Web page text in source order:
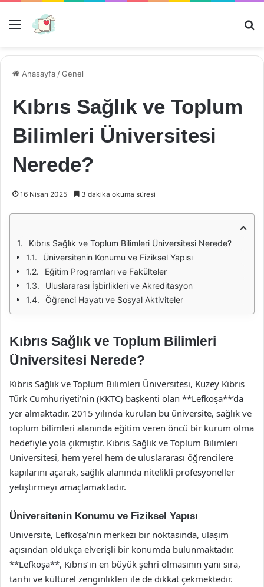
Menü
Anasayfa /Genel
Kıbrıs Sağlık ve Toplum
Bilimleri Üniversitesi
Nerede?
16 Nisan 2025 3 dakika okuma süresi
Kıbrıs Sağlık ve Toplum Bilimleri Üniversitesi Nerede?
Üniversitenin Konumu ve Fiziksel Yapısı
Eğitim Programları ve Fakülteler
Uluslararası İşbirlikleri ve Akreditasyon
Öğrenci Hayatı ve Sosyal Aktiviteler
Kıbrıs Sağlık ve Toplum Bilimleri
Üniversitesi Nerede?
Kıbrıs Sağlık ve Toplum Bilimleri Üniversitesi, Kuzey Kıbrıs
Türk Cumhuriyeti’nin (KKTC) başkenti olan **Lefkoşa**’da
yer almaktadır. 2015 yılında kurulan bu üniversite, sağlık ve
toplum bilimleri alanında eğitim veren öncü bir kurum olma
hedefiyle yola çıkmıştır. Kıbrıs Sağlık ve Toplum Bilimleri
Üniversitesi, hem yerel hem de uluslararası öğrencilere
kapılarını açarak, sağlık alanında nitelikli profesyoneller
yetiştirmeyi amaçlamaktadır.
Üniversitenin Konumu ve Fiziksel Yapısı
Üniversite, Lefkoşa’nın merkezi bir noktasında, ulaşım
açısından oldukça elverişli bir konumda bulunmaktadır.
**Lefkoşa**, Kıbrıs’ın en büyük şehri olmasının yanı sıra,
tarihi ve kültürel zenginlikleri ile de dikkat çekmektedir.